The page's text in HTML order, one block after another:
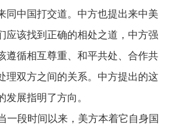
同中国打交道。中方也提出来中美
应该找到正确的相处之道，中方强
遵循相互尊重、和平共处、合作共
理双方之间的关系。中方提出的这
展指明了方向。
段时间以来，美方本着它自身国